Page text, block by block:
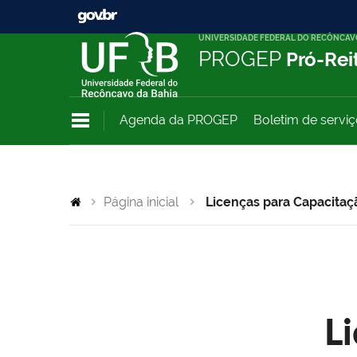
UNIVERSIDADE FEDERAL DO
PROGEP Pró-
Agenda da PROGEP Boletim de
Página inicial Licenças para